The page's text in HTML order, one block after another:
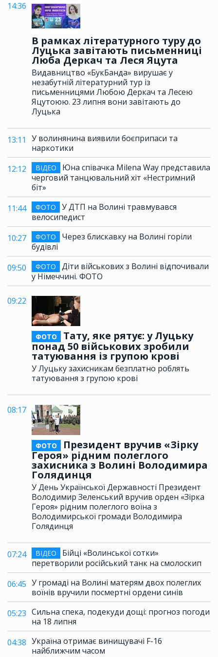
14:36
В рамках літературного туру до
Луцька завітають письменниці
Люба Деркач та Леся Яцута
Видавництво «БукБанда» вирушає у
незабутній літературний тур із
письменницями Любою Деркач та Лесею
Яцутоюю. 23 липня вони завітають до
Луцька
13:11
У волинянина виявили боєприпаси та
наркотики
12:12
ВІДЕО
Юна співачка Milena Way представила
черговий танцювальний хіт «Нестримний
біт»
11:44
ФОТО
У ДТП на Волині травмувався
велосипедист
10:27
ФОТО
Через блискавку на Волині горіли
будівлі
09:50
ФОТО
Діти військових з Волині відпочивали
у Німеччині. ФОТО
09:22
ФОТО
Тату, яке рятує: у Луцьку
понад 50 військових зробили
татуювання із групою крові
У Луцьку захисникам безплатно роблять
татуювання з групою крові
08:17
ФОТО
Президент вручив «Зірку
Героя» рідним полеглого
захисника з Волині Володимира
Голядинця
У День Української Державності Президент
Володимир Зеленський вручив орден «Зірка
Героя» рідним полеглого воїна з
Володимирської громади Володимира
Голядинця
07:24 ВІДЕО
Бійці «Волинської сотки»
перетворили російський танк на смолоскип
06:45 У громаді на Волині матерям двох полеглих
воїнів вручили посмертні ордени синів
05:23 Сильна спека, подекуди дощі: прогноз погоди
на 18 липня
04:38 Україна отримає винищувачі F-16
найближчим часом